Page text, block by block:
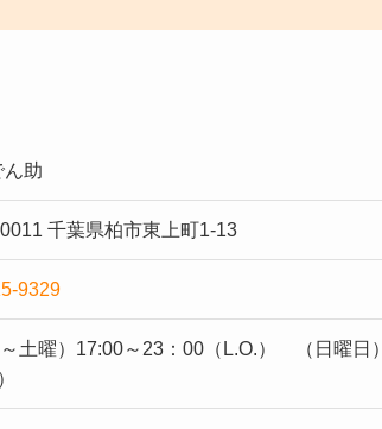
ん助
千葉県柏市東上町1-13
9329
～土曜）17:00～23：00（L.O.） （日曜